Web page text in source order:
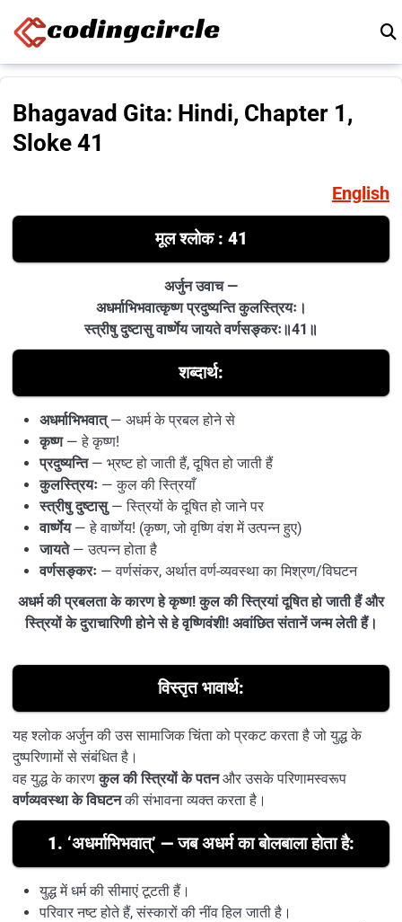
Bhagavad Gita: Hindi, Chapter 1,
Sloke 41
English
मूल श्लोक : 41
अर्जुन उवाच —
अधर्माभिभवात्कृष्ण प्रदुष्यन्ति कुलस्त्रियः।
स्त्रीषु दुष्टासु वार्ष्णेय जायते वर्णसङ्करः॥41॥
शब्दार्थ:
अधर्माभिभवात्— अधर्म के प्रबल होने से
कृष्ण— हे कृष्ण!
प्रदुष्यन्ति— भ्रष्ट हो जाती हैं, दूषित हो जाती हैं
कुलस्त्रियः — कुल की स्त्रियाँ
स्त्रीषु दुष्टासु— स्त्रियों के दूषित हो जाने पर
वार्ष्णेय— हे वार्ष्णेय! (कृष्ण, जो वृष्णि वंश में उत्पन्न हुए)
जायते— उत्पन्न होता है
वर्णसङ्करः — वर्णसंकर, अर्थात वर्ण-व्यवस्था का मिश्रण/विघटन
अधर्म की प्रबलता के कारण हे कृष्ण! कुल की स्त्रियां दूषित हो जाती हैं और
स्त्रियों के दुराचारिणी होने से हे वृष्णिवंशी! अवांछित संतानें जन्म लेती हैं।
विस्तृत भावार्थ:
यह श्लोक अर्जुन की उस सामाजिक चिंता को प्रकट करता है जो युद्ध के
दुष्परिणामों से संबंधित है।
वह युद्ध के कारणकुल की स्त्रियों के पतनऔर उसके परिणामस्वरूप
वर्णव्यवस्था के विघटनकी संभावना व्यक्त करता है।
1. ‘अधर्माभिभवात्’ — जब अधर्म का बोलबाला होता है:
युद्ध में धर्म की सीमाएं टूटती हैं।
परिवार नष्ट होते हैं, संस्कारों की नींव हिल जाती है।